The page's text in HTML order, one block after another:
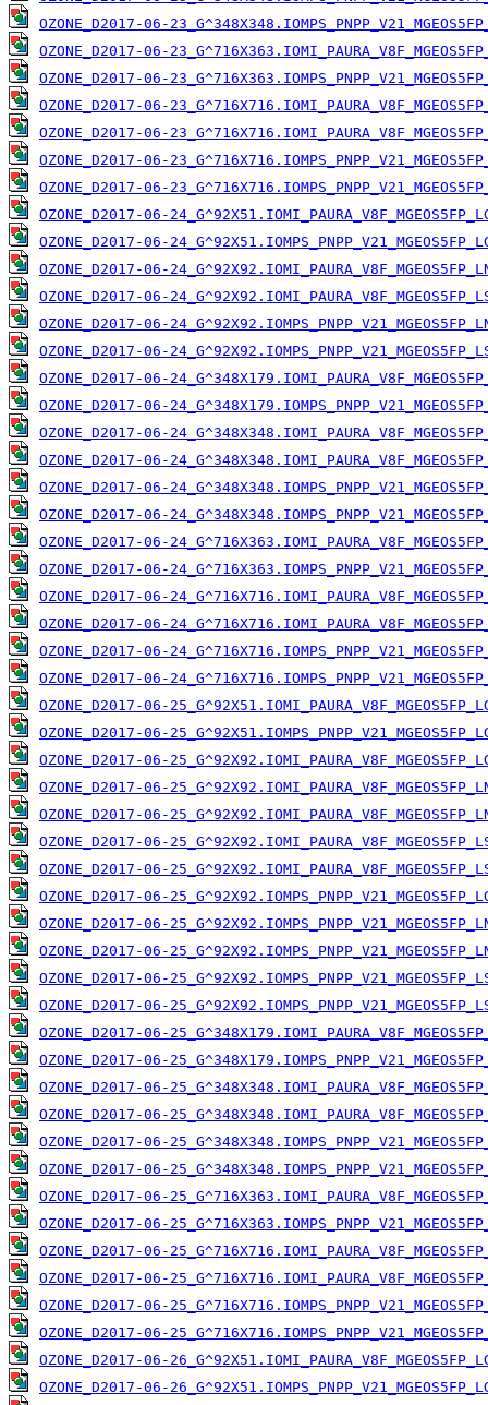
OZONE_D2017-06-
OZONE_D2017-06-
OZONE_D2017-06-
OZONE_D2017-06-
OZONE_D2017-06-
OZONE_D2017-06-
OZONE_D2017-06-
OZONE_D2017-06-
OZONE_D2017-06-
OZONE_D2017-06-
OZONE_D2017-06-
OZONE_D2017-06-
OZONE_D2017-06-
OZONE_D2017-06-
OZONE_D2017-06-
OZONE_D2017-06-
OZONE_D2017-06-
OZONE_D2017-06-
OZONE_D2017-06-
OZONE_D2017-06-
OZONE_D2017-06-
OZONE_D2017-06-
OZONE_D2017-06-
OZONE_D2017-06-
OZONE_D2017-06-
OZONE_D2017-06-
OZONE_D2017-06-
OZONE_D2017-06-
OZONE_D2017-06-
OZONE_D2017-06-
OZONE_D2017-06-
OZONE_D2017-06-
OZONE_D2017-06-
OZONE_D2017-06-
OZONE_D2017-06-
OZONE_D2017-06-
OZONE_D2017-06-
OZONE_D2017-06-
OZONE_D2017-06-
OZONE_D2017-06-
OZONE_D2017-06-
OZONE_D2017-06-
OZONE_D2017-06-
OZONE_D2017-06-
OZONE_D2017-06-
OZONE_D2017-06-
OZONE_D2017-06-
OZONE_D2017-06-
OZONE_D2017-06-
OZONE_D2017-06-
OZONE_D2017-06-